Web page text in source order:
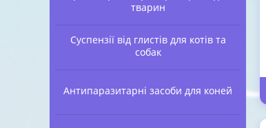
тварин
Суспензії від глистів для котів та
собак
Антипаразитарні засоби для коней